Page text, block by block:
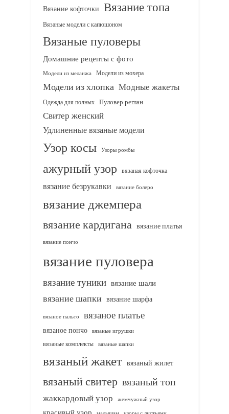
Вязание кофточки Вязание топа
Вязаные модели с капюшоном
Вязаные пуловеры
Домашние рецепты с фото
Модели из меланжа Модели из мохера
Модели из хлопка Модные жакеты
Одежда для полных Пуловер реглан
Свитер женский
Удлиненные вязаные модели
Узор косы Узоры ромбы
ажурный узор вязаная кофточка
вязание безрукавки вязание болеро
вязание джемпера
вязание кардигана вязание платья
вязание пончо
вязание пуловера
вязание туники вязание шали
вязание шапки вязание шарфа
вязаное пальто вязаное платье
вязаное пончо вязаные игрушки
вязаные комплекты
вязаные шапки
вязаный жакет вязаный жилет
вязаный свитер вязаный топ
жаккардовый узор жемчужный узор
красивый узор